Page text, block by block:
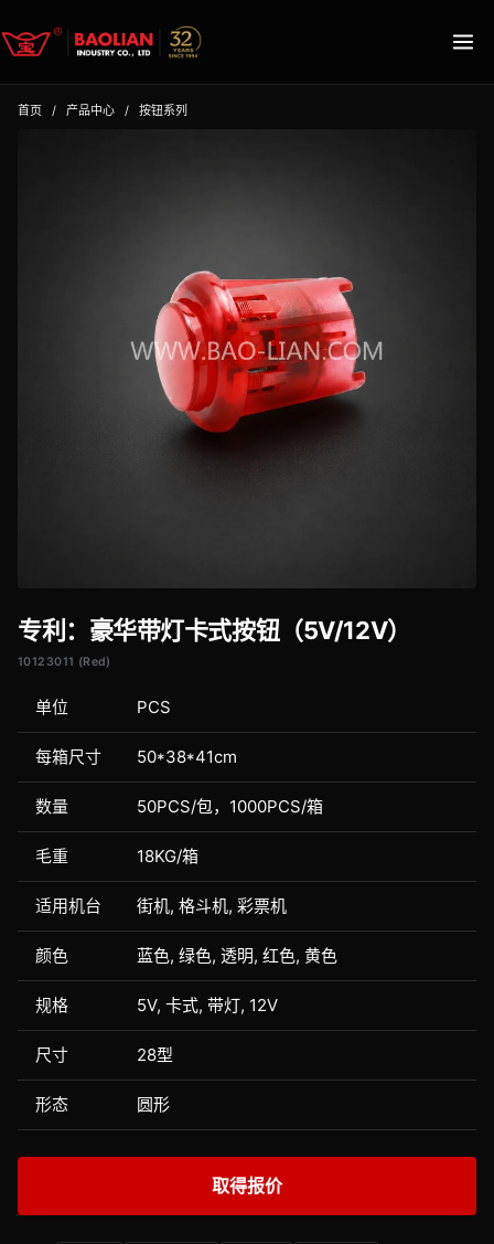
首页 / 产品中心 / 按钮系列
专利：豪华带灯卡式按钮（5V/12V）
10123011 (Red)
单位 PCS
每箱尺寸 50*38*41cm
数量 50PCS/包，1000PCS/箱
毛重 18KG/箱
适用机台 街机, 格斗机, 彩票机
颜色 蓝色, 绿色, 透明, 红色, 黄色
规格 5V, 卡式, 带灯, 12V
尺寸 28型
形态 圆形
取得报价